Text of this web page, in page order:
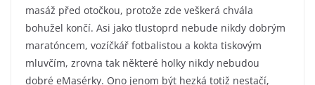
masáž před otočkou, protože zde veškerá chvála
bohužel končí. Asi jako tlustoprd nebude nikdy dobrým
maratóncem, vozíčkář fotbalistou a kokta tiskovým
mluvčím, zrovna tak některé holky nikdy nebudou
dobré eMasérky. Ono jenom být hezká totiž nestačí,